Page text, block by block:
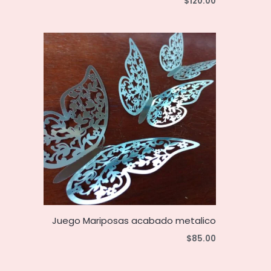
Juego Mariposas acabado metalico
$85.00